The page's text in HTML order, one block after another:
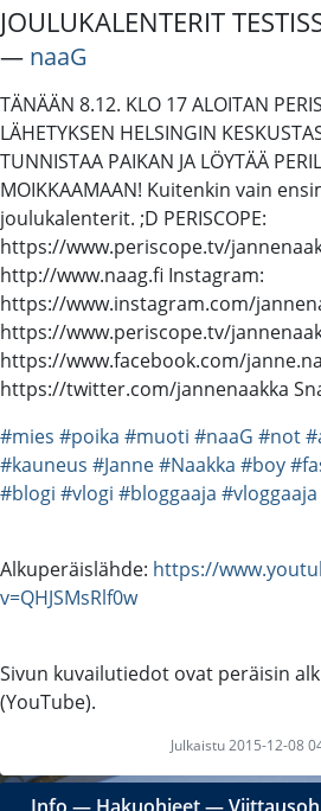
JOULUKALENTERIT
― naaG
TÄNÄÄN 8.12. KLO 17 ALOITAN
LÄHETYKSEN HELSINGIN
TUNNISTAA PAIKAN JA LÖYTÄÄ
MOIKKAAMAAN! Kuitenkin vain
joulukalenterit. ;D PERISCOPE:
https://www.periscope.tv/
http://www.naag.fi Instagram:
https://www.instagram.com/
https://www.periscope.tv/
https://www.facebook.com/
https://twitter.com/jannenaakka
#mies #poika #muoti #naaG #not
#kauneus #Janne#Naakka #boy
#blogi #vlogi #bloggaaja #vloggaaja
Alkuperäislähde: https://
v=QHJSMsRlf0w
Sivun kuvailutiedot ovat peräisin
(YouTube).
Julkaistu 2015-12-08